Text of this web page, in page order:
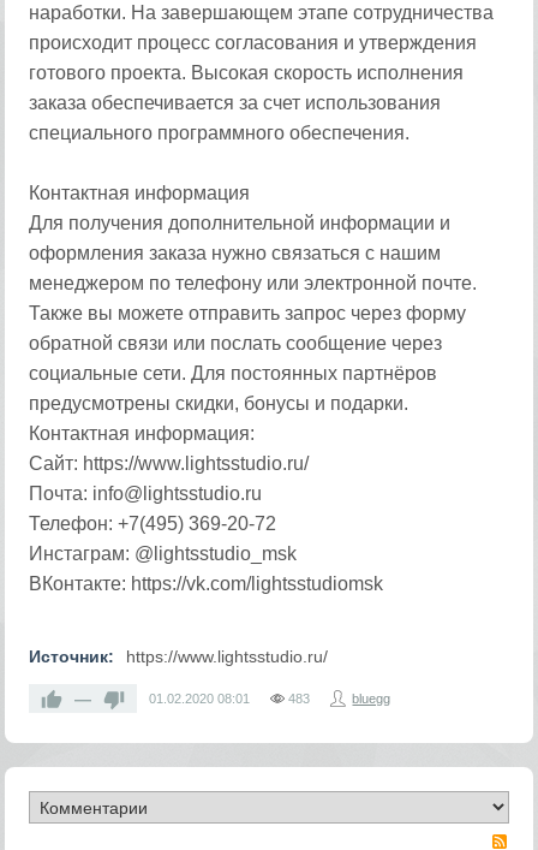
наработки. На завершающем этапе сотрудничества
происходит процесс согласования и утверждения
готового проекта. Высокая скорость исполнения
заказа обеспечивается за счет использования
специального программного обеспечения.
Контактная информация
Для получения дополнительной информации и
оформления заказа нужно связаться с нашим
менеджером по телефону или электронной почте.
Также вы можете отправить запрос через форму
обратной связи или послать сообщение через
социальные сети. Для постоянных партнёров
предусмотрены скидки, бонусы и подарки.
Контактная информация:
Сайт: https://www.lightsstudio.ru/
Почта: info@lightsstudio.ru
Телефон: +7(495) 369-20-72
Инстаграм: @lightsstudio_msk
ВКонтакте: https://vk.com/lightsstudiomsk
Источник: https://www.lightsstudio.ru/
— 01.02.2020 08:01 483 bluegg